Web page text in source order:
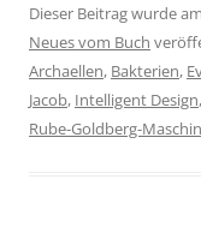
Dieser Beitrag wurde am
Neues vom Buch
Archaellen, Bakterien,
Jacob, Intelligent Design,
Rube-Goldberg-